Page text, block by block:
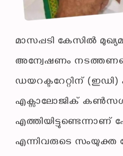
മാസപ്പടി കേസിൽ
അന്വേഷണം
ഡയറക്ടറേറ്റിന്
എക്സാലോജിക്
എന്നിവരുടെ സംയുക്ത